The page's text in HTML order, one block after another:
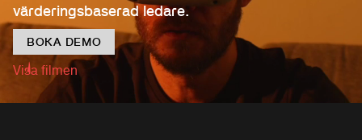
värderingsbaserad ledare.
BOKA DEMO
Visa filmen